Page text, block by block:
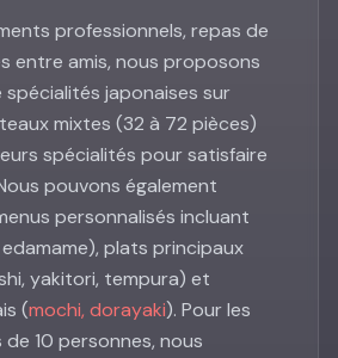
professionnels, repas de
entre amis, nous proposons
japonaises sur
mixtes (32 à 72 pièces)
spécialités pour satisfaire
pouvons également
personnalisés incluant
plats principaux
yakitori, tempura) et
(mochi, dorayaki). Pour les
10 personnes, nous